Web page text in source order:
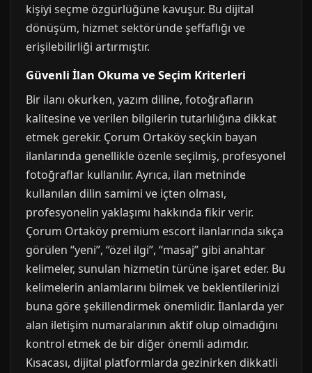
kişiyi seçme özgürlüğüne kavuşur. Bu dijital
dönüşüm, hizmet sektöründe şeffaflığı ve
erişilebilirliği artırmıştır.
Güvenli İlan Okuma ve Seçim Kriterleri
Bir ilanı okurken, yazım diline, fotoğrafların
kalitesine ve verilen bilgilerin tutarlılığına dikkat
etmek gerekir. Çorum Ortaköy seçkin bayan
ilanlarında genellikle özenle seçilmiş, profesyonel
fotoğraflar kullanılır. Ayrıca, ilan metninde
kullanılan dilin samimi ve içten olması,
profesyonelin yaklaşımı hakkında fikir verir.
Çorum Ortaköy premium escort ilanlarında sıkça
görülen “yeni”, “özel ilgi”, “masaj” gibi anahtar
kelimeler, sunulan hizmetin türüne işaret eder. Bu
kelimelerin anlamlarını bilmek ve beklentilerinizi
buna göre şekillendirmek önemlidir. İlanlarda yer
alan iletişim numaralarının aktif olup olmadığını
kontrol etmek de bir diğer önemli adımdır.
Kısacası, dijital platformlarda gezinirken dikkatli